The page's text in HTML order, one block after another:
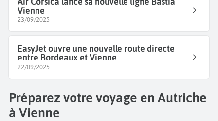
Vienne
23/09/2025
EasyJet ouvre une nouvelle route directe
entre Bordeaux et Vienne
22/09/2025
Préparez votre voyage en Autriche
à Vienne